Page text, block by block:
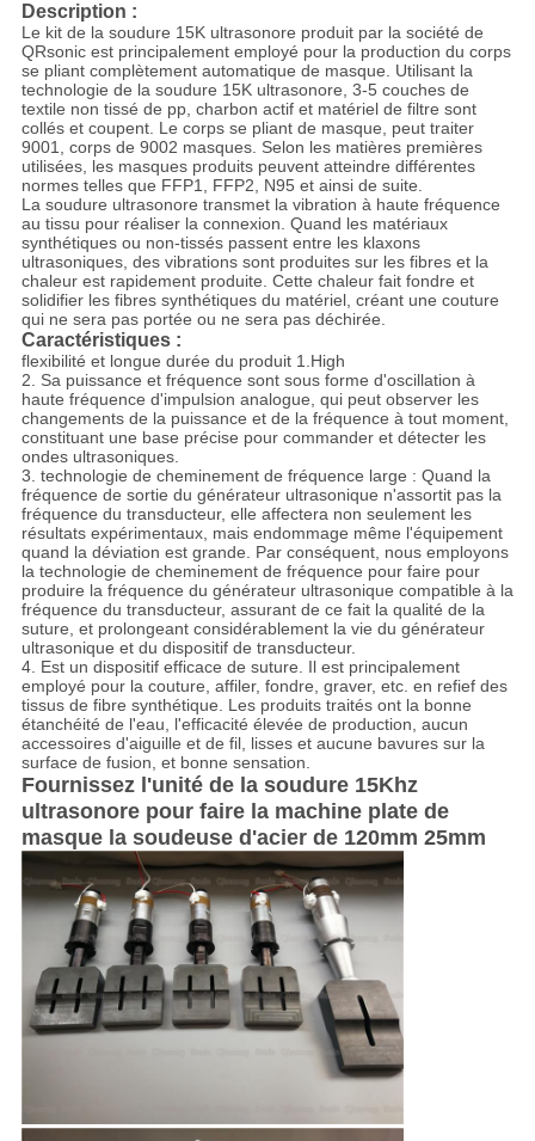
Description :
Le kit de la soudure 15K ultrasonore produit par la société de
QRsonic est principalement employé pour la production du corps
se pliant complètement automatique de masque. Utilisant la
technologie de la soudure 15K ultrasonore, 3-5 couches de
textile non tissé de pp, charbon actif et matériel de filtre sont
collés et coupent. Le corps se pliant de masque, peut traiter
9001, corps de 9002 masques. Selon les matières premières
utilisées, les masques produits peuvent atteindre différentes
normes telles que FFP1, FFP2, N95 et ainsi de suite.
La soudure ultrasonore transmet la vibration à haute fréquence
au tissu pour réaliser la connexion. Quand les matériaux
synthétiques ou non-tissés passent entre les klaxons
ultrasoniques, des vibrations sont produites sur les fibres et la
chaleur est rapidement produite. Cette chaleur fait fondre et
solidifier les fibres synthétiques du matériel, créant une couture
qui ne sera pas portée ou ne sera pas déchirée.
Caractéristiques :
flexibilité et longue durée du produit 1.High
2. Sa puissance et fréquence sont sous forme d'oscillation à
haute fréquence d'impulsion analogue, qui peut observer les
changements de la puissance et de la fréquence à tout moment,
constituant une base précise pour commander et détecter les
ondes ultrasoniques.
3. technologie de cheminement de fréquence large : Quand la
fréquence de sortie du générateur ultrasonique n'assortit pas la
fréquence du transducteur, elle affectera non seulement les
résultats expérimentaux, mais endommage même l'équipement
quand la déviation est grande. Par conséquent, nous employons
la technologie de cheminement de fréquence pour faire pour
produire la fréquence du générateur ultrasonique compatible à la
fréquence du transducteur, assurant de ce fait la qualité de la
suture, et prolongeant considérablement la vie du générateur
ultrasonique et du dispositif de transducteur.
4. Est un dispositif efficace de suture. Il est principalement
employé pour la couture, affiler, fondre, graver, etc. en refief des
tissus de fibre synthétique. Les produits traités ont la bonne
étanchéité de l'eau, l'efficacité élevée de production, aucun
accessoires d'aiguille et de fil, lisses et aucune bavures sur la
surface de fusion, et bonne sensation.
Fournissez l'unité de la soudure 15Khz
ultrasonore pour faire la machine plate de
masque la soudeuse d'acier de 120mm 25mm